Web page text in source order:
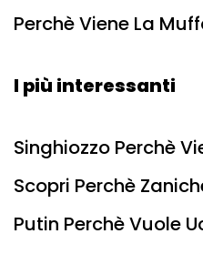
Perchè Viene La
I più interessanti
Singhiozzo Perchè
Scopri Perchè
Putin Perchè Vuole